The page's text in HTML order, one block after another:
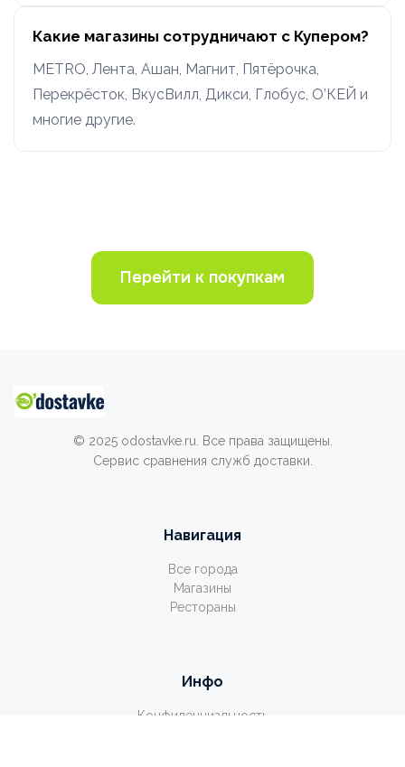
Какие магазины сотрудничают с Купером?
METRO, Лента, Ашан, Магнит, Пятёрочка,
Перекрёсток, ВкусВилл, Дикси, Глобус, О’КЕЙ и
многие другие.
Перейти к покупкам
© 2025 odostavke.ru. Все права защищены.
Сервис сравнения служб доставки.
Навигация
Все города
Магазины
Рестораны
Инфо
Конфиденциальность